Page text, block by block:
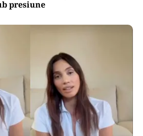
presiune